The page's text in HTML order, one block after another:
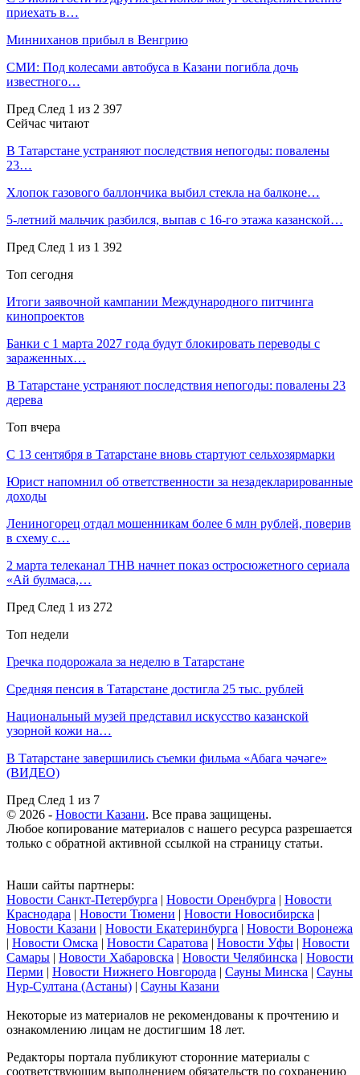
приехать в…
Минниханов прибыл в Венгрию
СМИ: Под колесами автобуса в Казани погибла дочь
известного…
Пред След 1 из 2 397
Сейчас читают
В Татарстане устраняют последствия непогоды: повалены
23…
Хлопок газового баллончика выбил стекла на балконе…
5-летний мальчик разбился, выпав с 16-го этажа казанской…
Пред След 1 из 1 392
Топ сегодня
Итоги заявочной кампании Международного питчинга
кинопроектов
Банки с 1 марта 2027 года будут блокировать переводы с
зараженных…
В Татарстане устраняют последствия непогоды: повалены 23
дерева
Топ вчера
С 13 сентября в Татарстане вновь стартуют сельхозярмарки
Юрист напомнил об ответственности за незадекларированные
доходы
Лениногорец отдал мошенникам более 6 млн рублей, поверив
в схему с…
2 марта телеканал ТНВ начнет показ остросюжетного сериала
«Ай булмаса,…
Пред След 1 из 272
Топ недели
Гречка подорожала за неделю в Татарстане
Средняя пенсия в Татарстане достигла 25 тыс. рублей
Национальный музей представил искусство казанской
узорной кожи на…
В Татарстане завершились съемки фильма «Абага чәчәге»
(ВИДЕО)
Пред След 1 из 7
© 2026 - Новости Казани. Все права защищены.
Любое копирование материалов с нашего ресурса разрешается
только с обратной активной ссылкой на страницу статьи.
Наши сайты партнеры:
Новости Санкт-Петербурга | Новости Оренбурга | Новости
Краснодара | Новости Тюмени | Новости Новосибирска |
Новости Казани | Новости Екатеринбурга | Новости Воронежа
| Новости Омска | Новости Саратова | Новости Уфы | Новости
Самары | Новости Хабаровска | Новости Челябинска | Новости
Перми | Новости Нижнего Новгорода | Сауны Минска | Сауны
Нур-Султана (Астаны) | Сауны Казани
Некоторые из материалов не рекомендованы к прочтению и
ознакомлению лицам не достигшим 18 лет.
Редакторы портала публикуют сторонние материалы с
соответствующим выполнением обязательств по сохранению